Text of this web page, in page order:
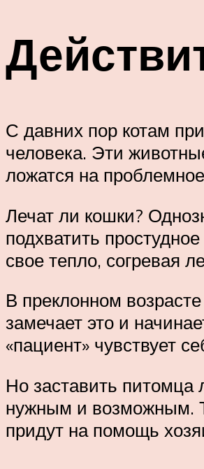
С давних пор котам
человека. Эти
ложатся на
Лечат ли кошки?
подхватить
свое тепло, согревая
В преклонном
замечает это и
«пациент» чувствует
Но заставить питомца
нужным и возможным.
придут на помощь